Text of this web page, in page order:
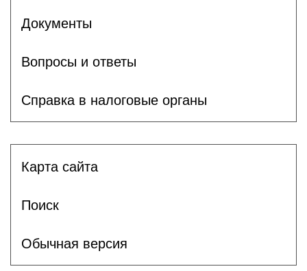
Документы
Вопросы и ответы
Справка в налоговые органы
Карта сайта
Поиск
Обычная версия